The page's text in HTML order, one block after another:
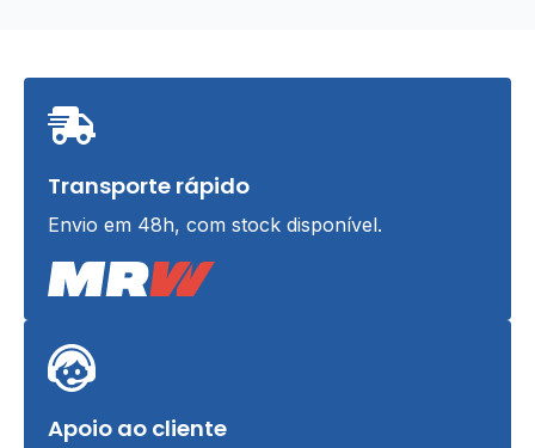
Transporte rápido
Envio em 48h, com stock disponível.
Apoio ao cliente